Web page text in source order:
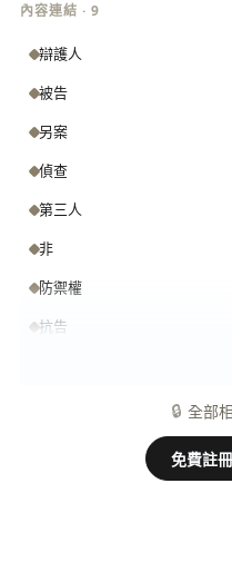
內容連結 · 9
辯護人
被告
另案
偵查
第三人
非
防禦權
抗告
🔒 全部
免費註